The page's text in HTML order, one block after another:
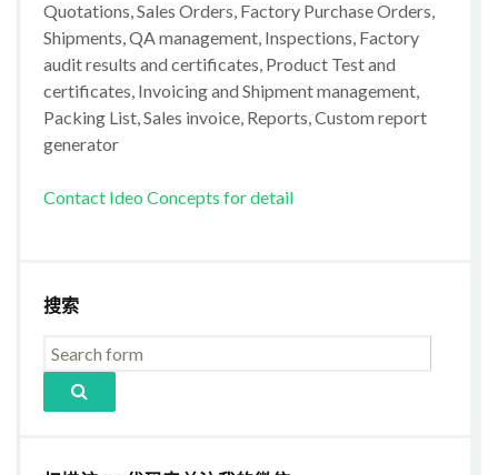
Quotations, Sales Orders, Factory Purchase Orders,
Shipments, QA management, Inspections, Factory
audit results and certificates, Product Test and
certificates, Invoicing and Shipment management,
Packing List, Sales invoice, Reports, Custom report
generator
Contact Ideo Concepts for detail
搜索